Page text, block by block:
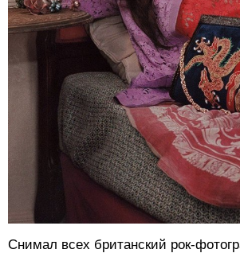
Снимал всех британский рок-